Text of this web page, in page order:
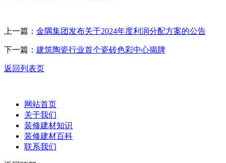
上一篇： 金隅集团发布关于2024年度利润分配方案的公告
下一篇： 建筑陶瓷行业首个瓷砖色彩中心揭牌
返回列表页
网站首页
关于我们
装修建材知识
装修建材百科
联系我们